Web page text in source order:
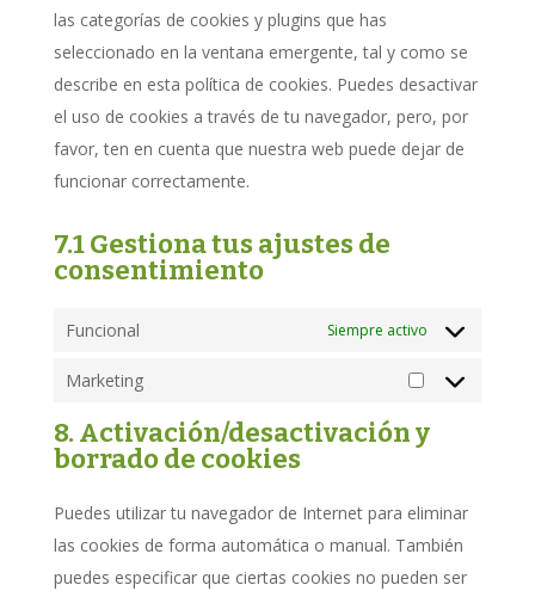
las categorías de cookies y plugins que has
seleccionado en la ventana emergente, tal y como se
describe en esta política de cookies. Puedes desactivar
el uso de cookies a través de tu navegador, pero, por
favor, ten en cuenta que nuestra web puede dejar de
funcionar correctamente.
7.1 Gestiona tus ajustes de
consentimiento
Funcional Siempre activo
Marketing
Marketing
8. Activación/desactivación y
borrado de cookies
Puedes utilizar tu navegador de Internet para eliminar
las cookies de forma automática o manual. También
puedes especificar que ciertas cookies no pueden ser